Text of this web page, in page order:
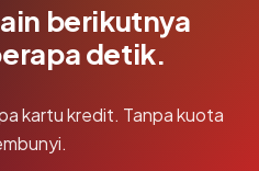
berikutnya
detik.
kartu kredit. Tanpa kuota